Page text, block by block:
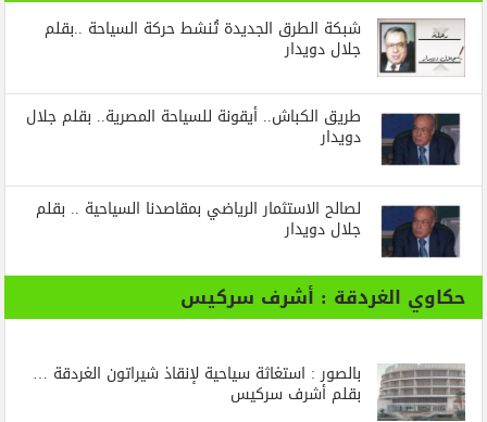
شبكة الطرق الجديدة تُنشط حركة السياحة ..بقلم
جلال دويدار
طريق الكباش.. أيقونة للسياحة المصرية.. بقلم جلال
دويدار
لصالح الاستثمار الرياضي بمقاصدنا السياحية .. بقلم
جلال دويدار
حكاوي الغردقة : أشرف سركيس
بالصور : استغاثة سياحية لإنقاذ شيراتون الغردقة …
بقلم أشرف سركيس